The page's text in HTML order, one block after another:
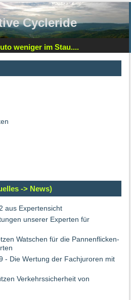
Cycleride
weniger im Stau....
-> News)
aus Expertensicht
unserer Experten für
Watschen für die Pannenflicken-
- Die Wertung der Fachjuroren mit
Verkehrssicherheit von